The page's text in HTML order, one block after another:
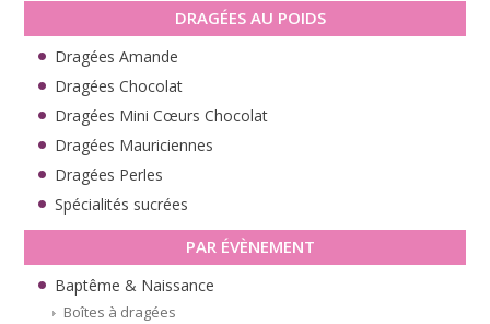
DRAGÉES AU POIDS
Dragées Amande
Dragées Chocolat
Dragées Mini Cœurs Chocolat
Dragées Mauriciennes
Dragées Perles
Spécialités sucrées
PAR ÉVÈNEMENT
Baptême & Naissance
Boîtes à dragées